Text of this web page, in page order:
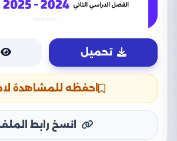
تحميل
احفظه للمشاهدة
انسخ رابط